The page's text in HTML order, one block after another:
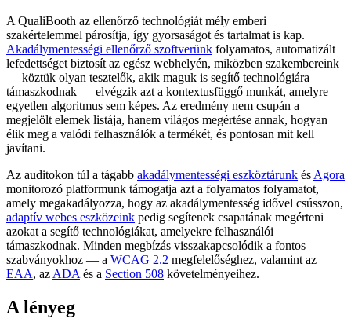
A QualiBooth az ellenőrző technológiát mély emberi
szakértelemmel párosítja, így gyorsaságot és tartalmat is kap.
Akadálymentességi ellenőrző szoftverünk folyamatos, automatizált
lefedettséget biztosít az egész webhelyén, miközben szakembereink
— köztük olyan tesztelők, akik maguk is segítő technológiára
támaszkodnak — elvégzik azt a kontextusfüggő munkát, amelyre
egyetlen algoritmus sem képes. Az eredmény nem csupán a
megjelölt elemek listája, hanem világos megértése annak, hogyan
élik meg a valódi felhasználók a termékét, és pontosan mit kell
javítani.
Az auditokon túl a tágabb akadálymentességi eszköztárunk és Agora
monitorozó platformunk támogatja azt a folyamatos folyamatot,
amely megakadályozza, hogy az akadálymentesség idővel csússzon,
adaptív webes eszközeink pedig segítenek csapatának megérteni
azokat a segítő technológiákat, amelyekre felhasználói
támaszkodnak. Minden megbízás visszakapcsolódik a fontos
szabványokhoz — a WCAG 2.2 megfelelőséghez, valamint az
EAA, az ADA és a Section 508 követelményeihez.
A lényeg